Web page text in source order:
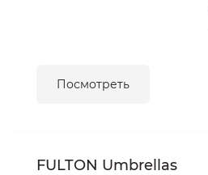
Посмотреть
FULTON Umbrellas